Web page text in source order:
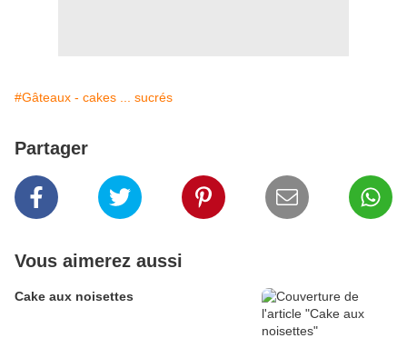
#Gâteaux - cakes ... sucrés
Partager
Vous aimerez aussi
Cake aux noisettes